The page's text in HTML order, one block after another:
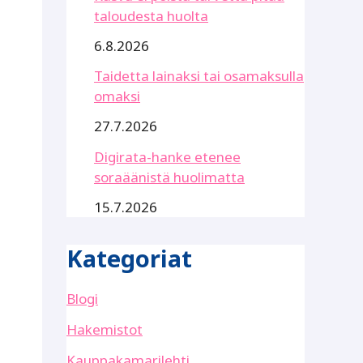
taloudesta huolta
6.8.2026
Taidetta lainaksi tai osamaksulla
omaksi
27.7.2026
Digirata-hanke etenee
soraäänistä huolimatta
15.7.2026
Kategoriat
Blogi
Hakemistot